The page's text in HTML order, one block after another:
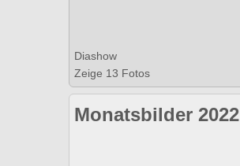
Diashow
Zeige 13 Fotos
Monatsbilder 2022